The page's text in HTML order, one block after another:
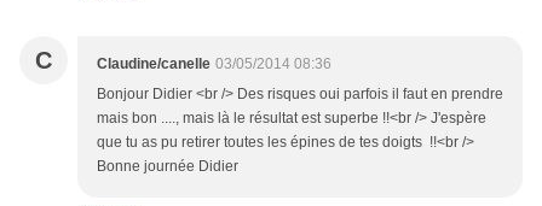
C Claudine/canelle 03/05/2014 08:36
Bonjour Didier <br /> Des risques oui parfois il faut en prendre
mais bon ...., mais là le résultat est superbe !!<br /> J'espère
que tu as pu retirer toutes les épines de tes doigts !!<br />
Bonne journée Didier